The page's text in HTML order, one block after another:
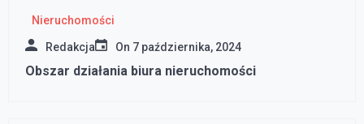
Nieruchomości
Redakcja On 7 października, 2024
Obszar działania biura nieruchomości